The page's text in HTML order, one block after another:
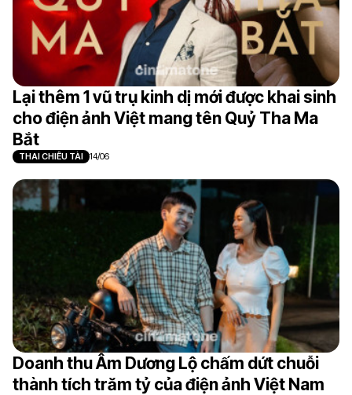
Lại thêm 1 vũ trụ kinh dị mới được khai sinh
cho điện ảnh Việt mang tên Quỷ Tha Ma
Bắt
THAI CHIÊU TÀI 14/06
Doanh thu Âm Dương Lộ chấm dứt chuỗi
thành tích trăm tỷ của điện ảnh Việt Nam